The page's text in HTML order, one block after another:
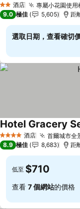
2 星級酒店 專屬小花園使用
9.0 極佳 5,605 距
選取日期，查看確切
4 星級 酒店 首爾城市全
Hotel Gracery
8.9 極佳 8,683 距
低至 $710
查看 7 個網站的價格